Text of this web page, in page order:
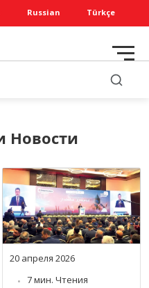
Russian Türkçe
Новости
20 апреля 2026
7 мин. Чтения